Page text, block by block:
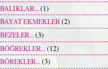
BALIKLAR... (1)
BAYAT EKMEKLER(2)
BEZELER...(3)
BÖĞREKLER...(12)
BÖREKLER...(3)